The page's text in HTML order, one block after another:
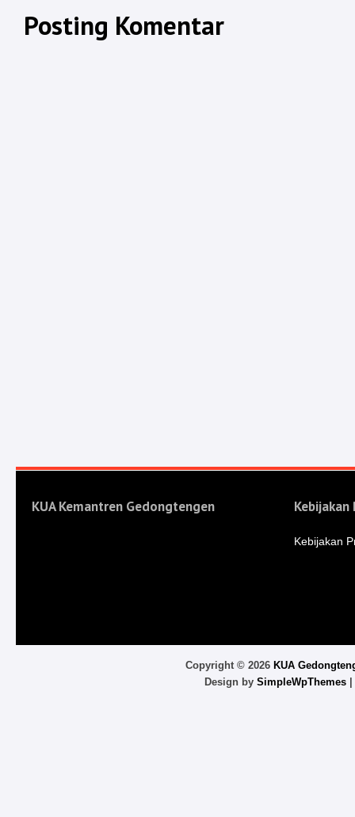
Posting Komentar
KUA Kemantren Gedongtengen Kebijakan
Kebijakan
Copyright © 2026 KUA
Design by SimpleWpThemes |